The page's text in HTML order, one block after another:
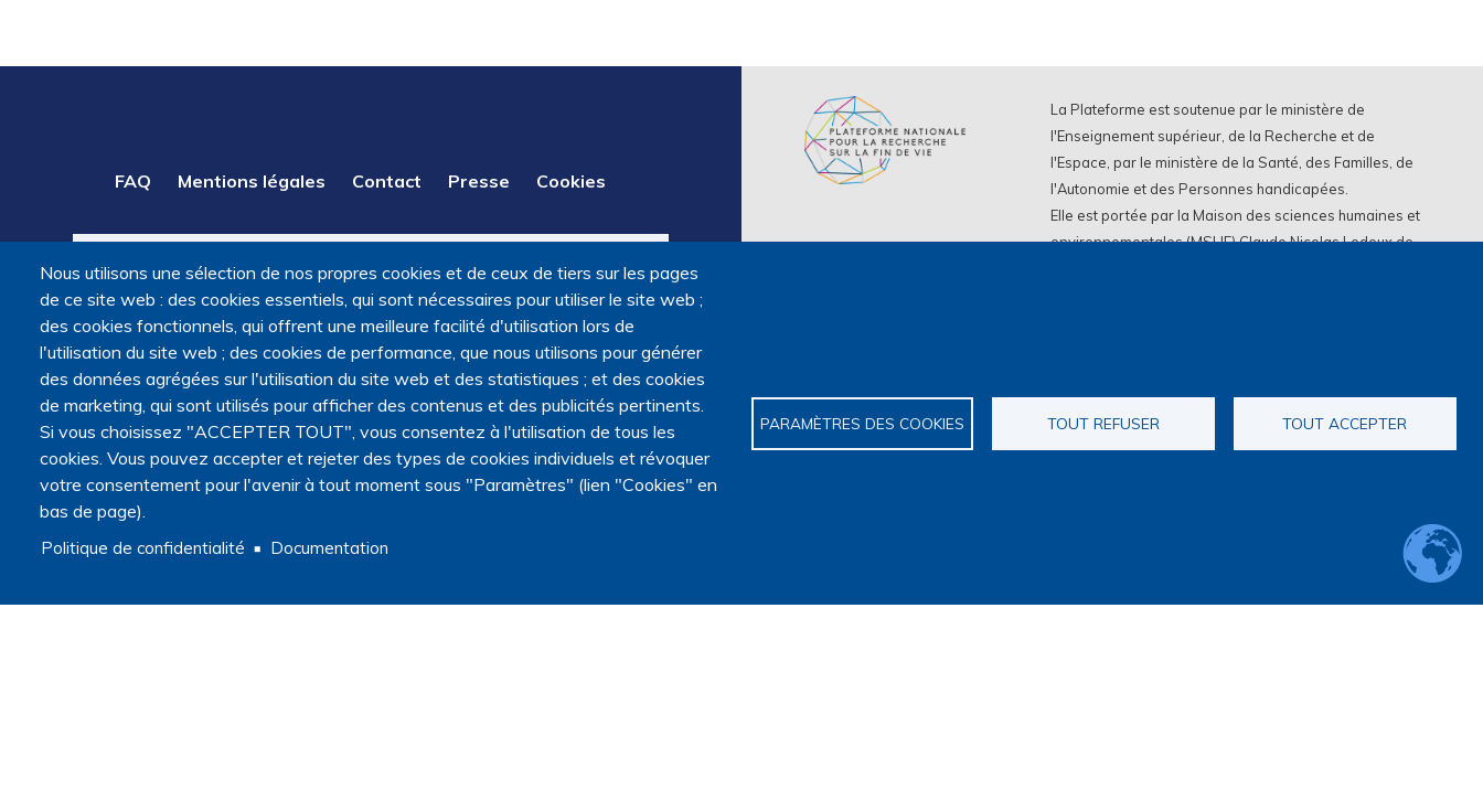
PAGE
FAQ Mentions légales Contact Presse Cookies
Nous utilisons une sélection de nos propres cookies et de ceux de tiers sur les pages
de ce site web : des cookies essentiels, qui sont nécessaires pour utiliser le site web ;
des cookies fonctionnels, qui offrent une meilleure facilité d'utilisation lors de
l'utilisation du site web ; des cookies de performance, que nous utilisons pour générer
des données agrégées sur l'utilisation du site web et des statistiques ; et des cookies
de marketing, qui sont utilisés pour afficher des contenus et des publicités pertinents.
Si vous choisissez "ACCEPTER TOUT", vous consentez à l'utilisation de tous les
cookies. Vous pouvez accepter et rejeter des types de cookies individuels et révoquer
votre consentement pour l'avenir à tout moment sous "Paramètres" (lien "Cookies" en
bas de page).
Politique de confidentialité Documentation
PARAMÈTRES DES COOKIES TOUT REFUSER TOUT ACCEPTER
La Plateforme est soutenue par le ministère de
l'Enseignement supérieur, de la Recherche et de
l'Espace, par le ministère de la Santé, des Familles, de
l'Autonomie et des Personnes handicapées.
Elle est portée par la Maison des sciences humaines et
environnementales (MSHE) Claude Nicolas Ledoux de